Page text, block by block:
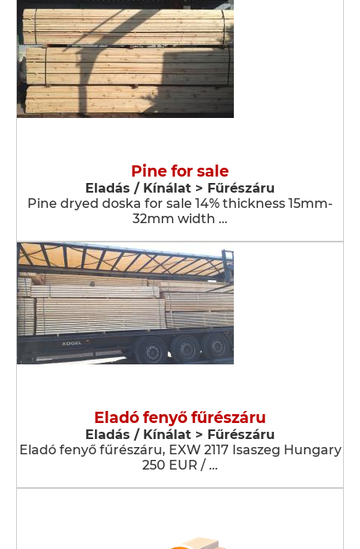
Pine for sale
Eladás / Kínálat > Fűrészáru
Pine dryed doska for sale 14% thickness 15mm-
32mm width …
Eladó fenyő fűrészáru
Eladás / Kínálat > Fűrészáru
Eladó fenyő fűrészáru, EXW 2117 Isaszeg Hungary
250 EUR / …